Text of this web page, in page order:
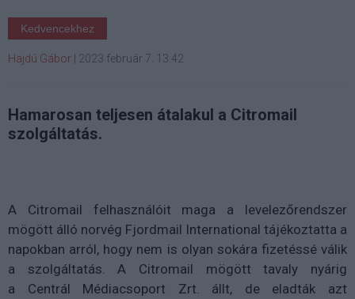
Kedvencekhez
Hajdú Gábor 2023 február 7. 13:42
Hamarosan teljesen átalakul a Citromail
szolgáltatás.
A Citromail felhasználóit maga a levelezőrendszer
mögött álló norvég Fjordmail International tájékoztatta a
napokban arról, hogy nem is olyan sokára fizetéssé válik
a szolgáltatás. A Citromail mögött tavaly nyárig
a Centrál Médiacsoport Zrt. állt, de eladták azt